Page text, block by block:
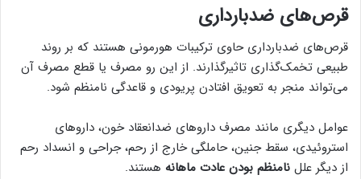
قرص‌های ضدبارداری
قرص‌های ضدبارداری حاوی ترکیبات هورمونی هستند که بر روند
طبیعی تخمک‌گذاری تاثیرگذارند. از این رو مصرف یا قطع مصرف آن
می‌تواند منجر به تعویق افتادن پریودی و قاعدگی نامنظم شود.
عوامل دیگری مانند مصرف داروهای ضدانعقاد خون، داروهای
استروئیدی، سقط جنین، حاملگی خارج از رحم، جراحی و انسداد رحم
از دیگر علل نامنظم بودن عادت ماهانه هستند.